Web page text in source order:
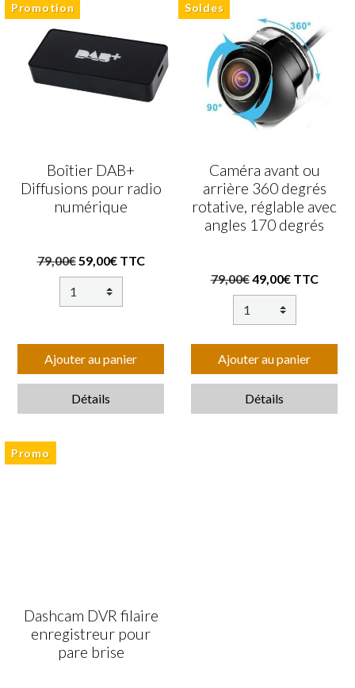
Promotion
Boîtier DAB+
Diffusions pour radio
numérique
79,00€59,00€ TTC
Ajouter au panier
Détails
Soldes
Caméra avant ou
arrière 360 degrés
rotative, réglable avec
angles 170 degrés
79,00€49,00€ TTC
Ajouter au panier
Détails
Promo
Dashcam DVR filaire
enregistreur pour
pare brise